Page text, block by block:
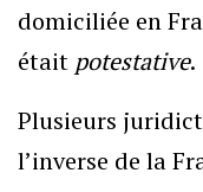
domiciliée en
était potestative.
Plusieurs
l’inverse de la